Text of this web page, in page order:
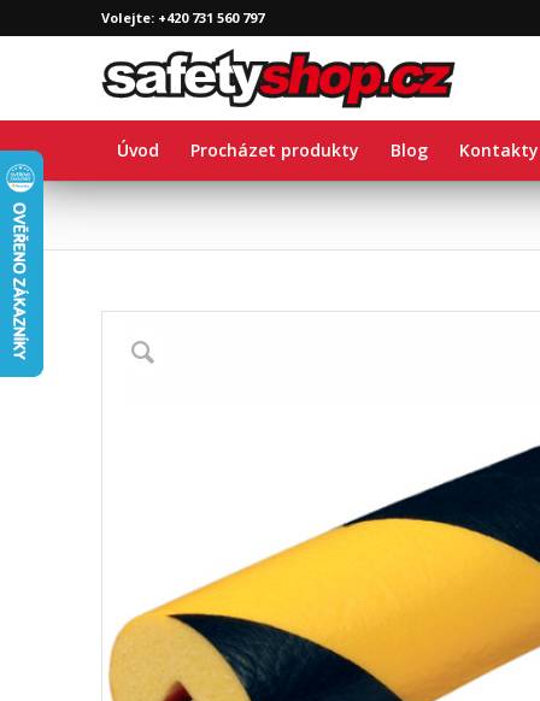
Volejte: +420 731 560 797
Úvod Procházet produkty Blog Kontakty